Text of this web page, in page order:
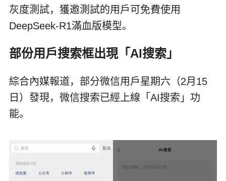
灰度測試，獲邀測試的用戶可免費使用
DeepSeek-R1滿血版模型。
部份用戶搜索框出現「AI搜索」
綜合內媒報道，部分微信用戶星期六（2月15
日）發現，微信搜索已經上線「AI搜索」功
能。